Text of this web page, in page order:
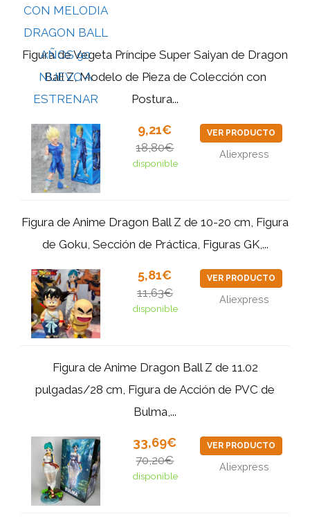
Figura de Vegeta Príncipe Super Saiyan de Dragon
Ball Z, Modelo de Pieza de Colección con
Postura...
9,21€
18,80€
disponible
VER PRODUCTO
Aliexpress
Figura de Anime Dragon Ball Z de 10-20 cm, Figura
de Goku, Sección de Práctica, Figuras GK,...
5,81€
11,63€
disponible
VER PRODUCTO
Aliexpress
Figura de Anime Dragon Ball Z de 11.02
pulgadas/28 cm, Figura de Acción de PVC de
Bulma,...
33,69€
70,20€
disponible
VER PRODUCTO
Aliexpress